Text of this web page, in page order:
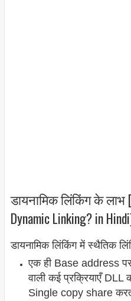
डायनामिक लिंकिंग के लाभ
Dynamic Linking? in
डायनामिक लिंकिंग में स्थैतिक
एक ही Base address
वाली कई प्रक्रियाएँ
Single copy share